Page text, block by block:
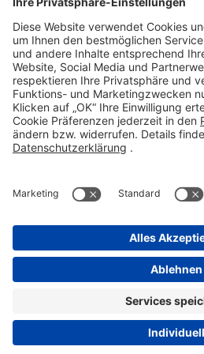
Telefon 06101 603-0
Fax 06101 603-259
info@stada.de
Kontakt
Compliance Reporting Portal ⧉
FOLGEN SIE UNS
Datenschutz